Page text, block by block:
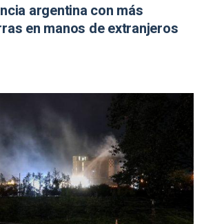
argentina con más
en manos de extranjeros